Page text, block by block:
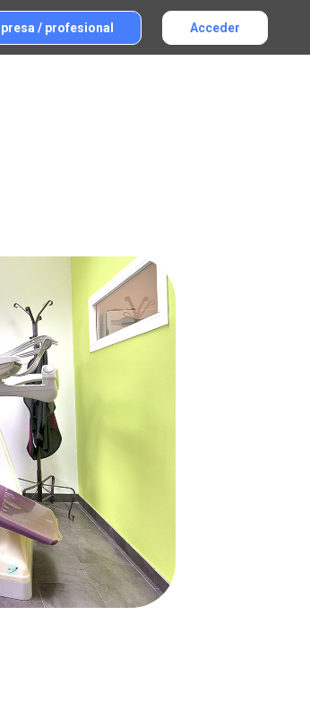
/ profesional Acceder